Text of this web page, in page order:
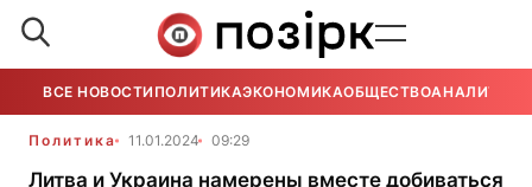
ВСЕ НОВОСТИ ПОЛИТИКАЭКОНОМИКАОБЩЕСТВОАНАЛИТИКА
Политика 11.01.2024 09:29
Литва и Украина намерены вместе добиваться